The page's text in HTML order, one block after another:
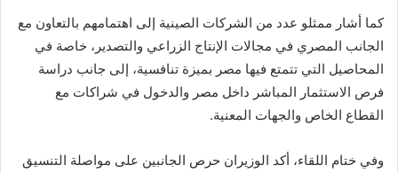
كما أشار ممثلو عدد من الشركات الصينية إلى اهتمامهم بالتعاون مع
الجانب المصري في مجالات الإنتاج الزراعي والتصدير، خاصة في
المحاصيل التي تتمتع فيها مصر بميزة تنافسية، إلى جانب دراسة
فرص الاستثمار المباشر داخل مصر والدخول في شراكات مع
القطاع الخاص والجهات المعنية.
وفي ختام اللقاء، أكد الوزيران حرص الجانبين على مواصلة التنسيق